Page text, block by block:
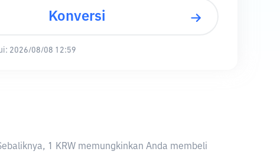
Konversi
2026/08/08 12:59
1 KRW memungkinkan Anda membeli